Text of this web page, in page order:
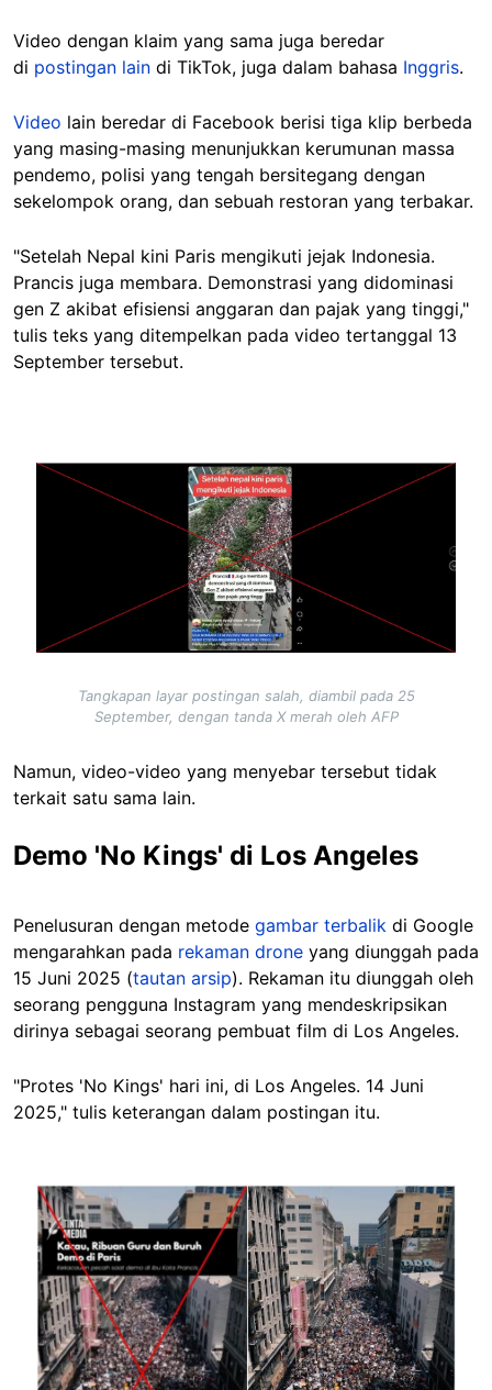
Video dengan klaim yang sama juga beredar
di postingan lain di TikTok, juga dalam bahasa Inggris.
Video lain beredar di Facebook berisi tiga klip berbeda
yang masing-masing menunjukkan kerumunan massa
pendemo, polisi yang tengah bersitegang dengan
sekelompok orang, dan sebuah restoran yang terbakar.
"Setelah Nepal kini Paris mengikuti jejak Indonesia.
Prancis juga membara. Demonstrasi yang didominasi
gen Z akibat efisiensi anggaran dan pajak yang tinggi,"
tulis teks yang ditempelkan pada video tertanggal 13
September tersebut.
Image
Tangkapan layar postingan salah, diambil pada 25
September, dengan tanda X merah oleh AFP
Namun, video-video yang menyebar tersebut tidak
terkait satu sama lain.
Demo 'No Kings' di Los Angeles
Penelusuran dengan metode gambar terbalik di Google
mengarahkan pada rekaman drone yang diunggah pada
15 Juni 2025 (tautan arsip). Rekaman itu diunggah oleh
seorang pengguna Instagram yang mendeskripsikan
dirinya sebagai seorang pembuat film di Los Angeles.
"Protes 'No Kings' hari ini, di Los Angeles. 14 Juni
2025," tulis keterangan dalam postingan itu.
Image